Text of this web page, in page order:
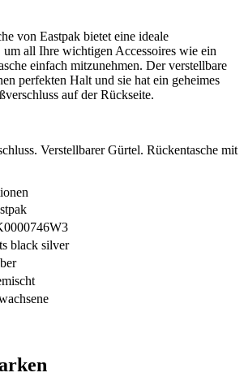
von Eastpak bietet eine ideale
all Ihre wichtigen Accessoires wie ein
einfach mitzunehmen. Der verstellbare
perfekten Halt und sie hat ein geheimes
auf der Rückseite.
Verstellbarer Gürtel. Rückentasche mit
black silver